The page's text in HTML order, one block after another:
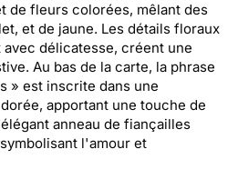
de fleurs colorées, mêlant des
et de jaune. Les détails floraux
délicatesse, créent une
Au bas de la carte, la phrase
» est inscrite dans une
apportant une touche de
anneau de fiançailles
l'amour et